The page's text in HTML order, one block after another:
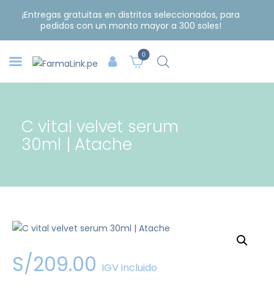
¡Entregas gratuitas en distritos seleccionados, para
pedidos con un monto mayor a 300 soles!
0
C vital velvet serum
30ml | Atache
S/209.00 IGV incluido